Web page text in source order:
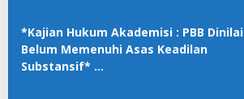
*Kajian Hukum Akademisi : PBB Dinilai
Belum Memenuhi Asas Keadilan
Substansif* …